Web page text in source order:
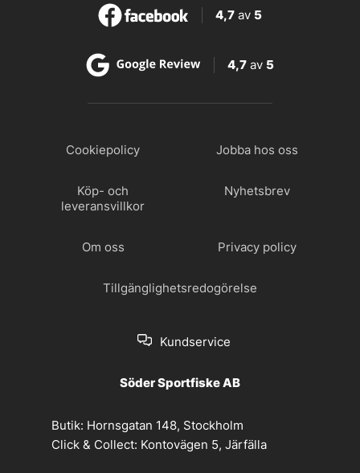
4,7 av 5
4,7 av 5
Cookiepolicy Jobba hos oss
Köp- och
leveransvillkor
Nyhetsbrev
Om oss Privacy policy
Tillgänglighetsredogörelse
Kundservice
Söder Sportfiske AB
Butik: Hornsgatan 148, Stockholm
Click & Collect: Kontovägen 5, Järfälla